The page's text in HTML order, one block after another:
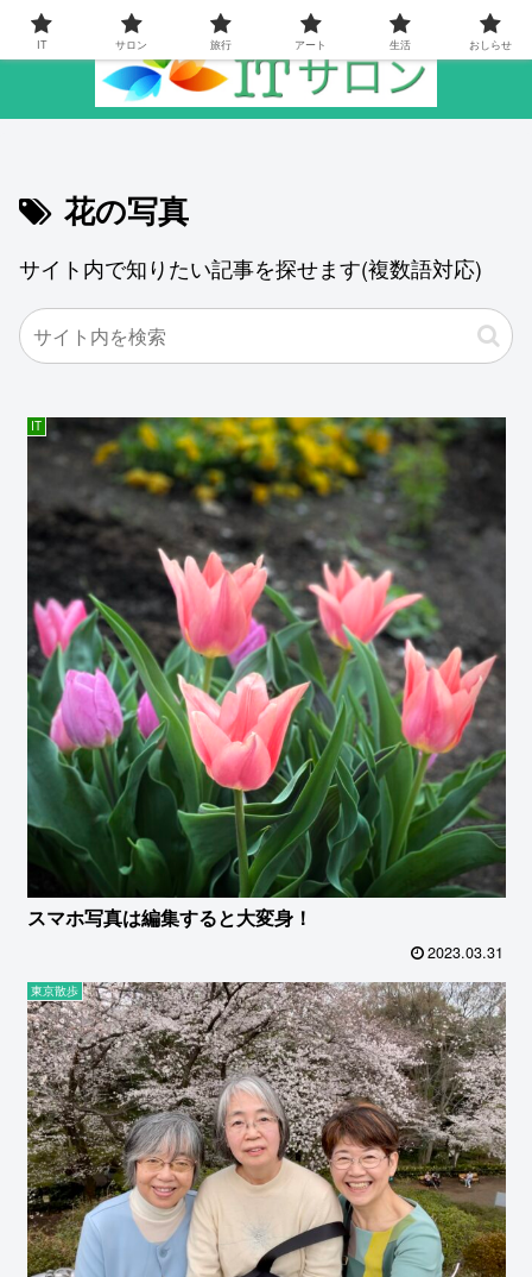
花の写真
サイト内で知りたい記事を探せます(複数語対応)
IT
スマホ写真は編集すると大変身！
2023.03.31
東京散歩
IT サロン 旅行 アート 生活 おしらせ